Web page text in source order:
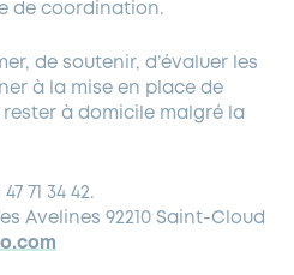
de coordination.
de soutenir, d’évaluer les
à la mise en place de
à domicile malgré la
71 34 42.
Avelines 92210 Saint-Cloud